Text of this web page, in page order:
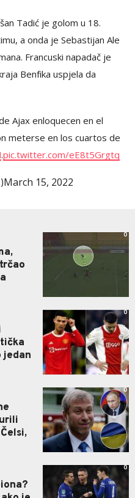
Tadić je golom u 18.
a onda je Sebastijan Ale
Francuski napadač je
Benfika uspjela da
Ajax enloquecen en el
meterse en los cuartos de
.pic.twitter.com/eE8t5Grgtq
March 15, 2022
0
jedan
0
0
0